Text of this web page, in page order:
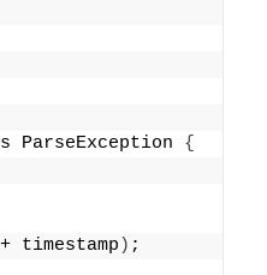
ParseException {
+ timestamp ) ;